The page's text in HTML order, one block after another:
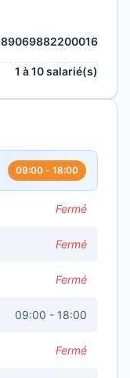
89069882200016
1 à 10 salarié(s)
09:00 - 18:00
Fermé
Fermé
Fermé
09:00 - 18:00
Fermé